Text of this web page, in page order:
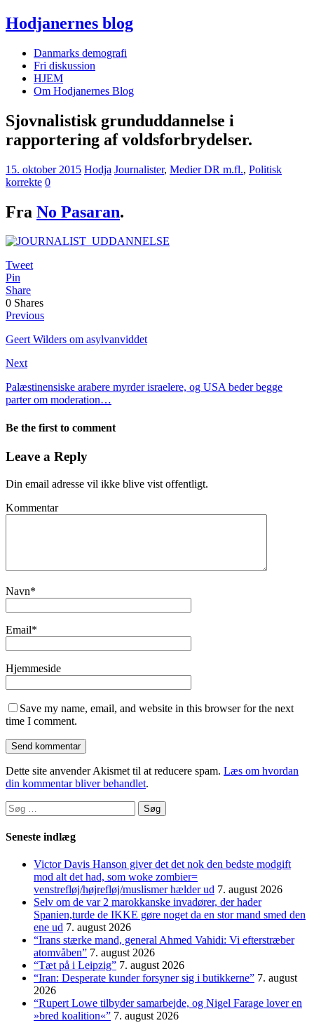
Hodjanernes blog
Danmarks demografi
Fri diskussion
HJEM
Om Hodjanernes Blog
Sjovnalistisk grunduddannelse i
rapportering af voldsforbrydelser.
15. oktober 2015 Hodja Journalister, Medier DR m.fl., Politisk
korrekte 0
Fra No Pasaran.
Tweet
Pin
Share
0 Shares
Previous
Geert Wilders om asylvanviddet
Next
Palæstinensiske arabere myrder israelere, og USA beder begge
parter om moderation…
Be the first to comment
Leave a Reply
Din email adresse vil ikke blive vist offentligt.
Kommentar
Navn*
Email*
Hjemmeside
Save my name, email, and website in this browser for the next
time I comment.
Dette site anvender Akismet til at reducere spam. Læs om hvordan
din kommentar bliver behandlet.
Søg
efter:
Seneste indlæg
Victor Davis Hanson giver det det nok den bedste modgift
mod alt det had, som woke zombier=
venstrefløj/højrefløj/muslismer hælder ud 7. august 2026
Selv om de var 2 marokkanske invadører, der hader
Spanien,turde de IKKE gøre noget da en stor mand smed den
ene ud 7. august 2026
“Irans stærke mand, general Ahmed Vahidi: Vi efterstræber
atomvåben” 7. august 2026
“Tæt på i Leipzig” 7. august 2026
“Iran: Desperate kunder forsyner sig i butikkerne” 7. august
2026
“Rupert Lowe tilbyder samarbejde, og Nigel Farage lover en
»bred koalition«” 7. august 2026